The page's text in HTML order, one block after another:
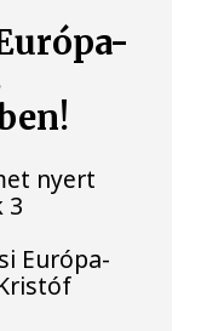
nyert
3
Európa-